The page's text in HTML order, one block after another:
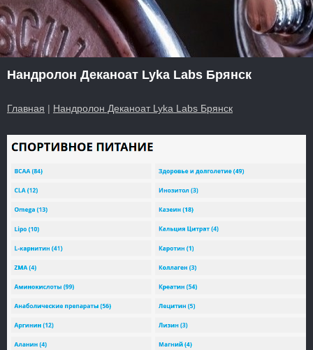
Нандролон Деканоат Lyka Labs Брянск
Главная | Нандролон Деканоат Lyka Labs Брянск